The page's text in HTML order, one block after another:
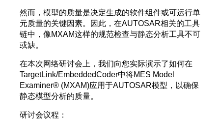
然而，模型的质量是决定生成的软件组件或可运行单
元质量的关键因素。因此，在AUTOSAR相关的工具
链中，像MXAM这样的规范检查与静态分析工具不可
或缺。
在本次网络研讨会上，我们向您实际演示了如何在
TargetLink/EmbeddedCoder中将MES Model
Examiner® (MXAM)应用于AUTOSAR模型，以确保
静态模型分析的质量。
研讨会议程：